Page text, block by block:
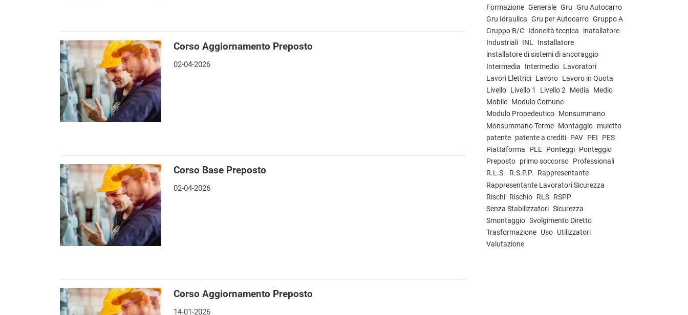
Corso Aggiornamento Preposto
02-04-2026
Corso Base Preposto
02-04-2026
Corso Aggiornamento Preposto
14-01-2026
Formazione Generale Gru Gru Autocarro
Gru Idraulica Gru per Autocarro Gruppo A
Gruppo B/C Idoneità tecnica
inatallatore
Industriali INL Installatore
installatore di sistemi di ancoraggio
Intermedia
Intermedio Lavoratori
Lavori Elettrici Lavoro Lavoro in Quota
Livello Livello 1 Livello 2 Media
Medio
Mobile Modulo Comune
Modulo Propedeutico Monsummano
Monsummano Terme Montaggio muletto
patente patente a crediti PAV PEI
PES
Piattaforma
PLE Ponteggi Ponteggio
Preposto primo soccorso Professionali
R.L.S.
R.S.P.P.
Rappresentante
Rappresentante Lavoratori Sicurezza
Rischi Rischio RLS RSPP
Senza Stabilizzatori Sicurezza
Smontaggio Svolgimento Diretto
Trasformazione Uso Utilizzatori
Valutazione